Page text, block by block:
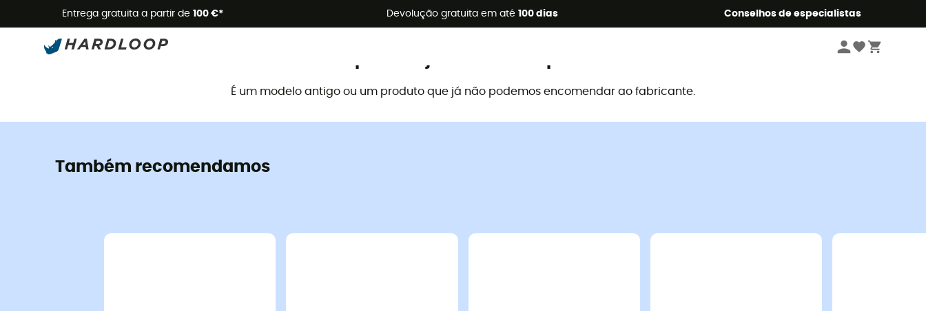
Entrega gratuita a partir de 100 €* Devolução gratuita em até 100 dias Conselhos de especialistas
Promoções de verão 🔥 -5% EXTRA a partir de 2 produtos* com o código Summer5
É um modelo antigo ou um produto que já não podemos encomendar ao fabricante.
Também recomendamos